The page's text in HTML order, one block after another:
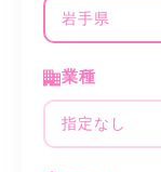
岩手県
業種
指定なし